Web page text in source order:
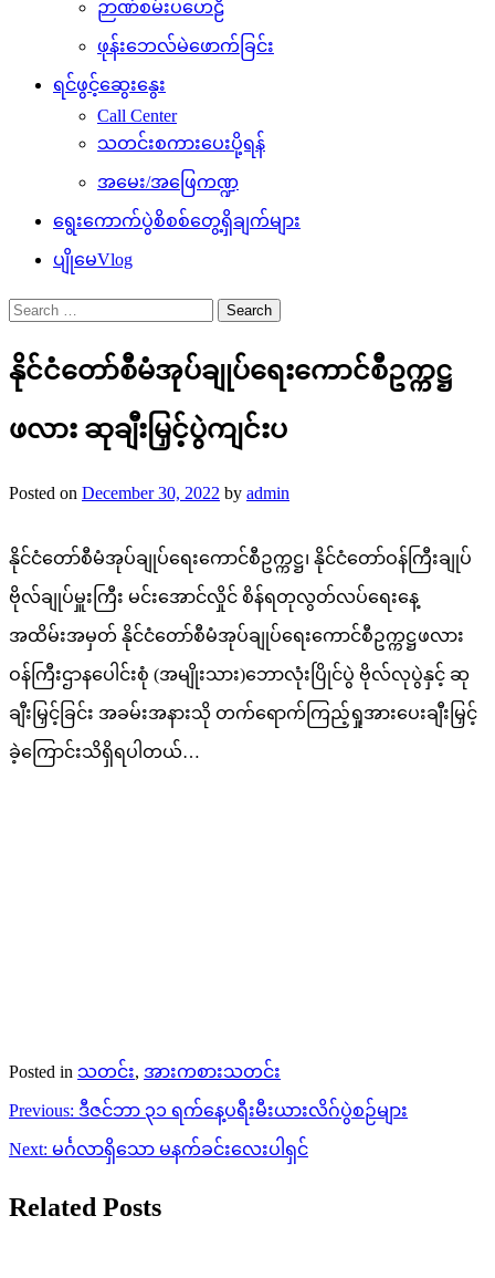
ဉာဏ်စမ်းပဟေဠိ
ဖုန်းဘေလ်မဲဖောက်ခြင်း
ရင်ဖွင့်ဆွေးနွေး
Call Center
သတင်းစကားပေးပို့ရန်
အမေး/အဖြေကဏ္ဍ
ရွေးကောက်ပွဲစိစစ်တွေ့ရှိချက်များ
ပျိုမေVlog
Search
for:
နိုင်ငံတော်စီမံအုပ်ချုပ်ရေးကောင်စီဥက္ကဋ္ဌ
ဖလား ဆုချီးမြှင့်ပွဲကျင်းပ
Posted on December 30, 2022 by admin
နိုင်ငံတော်စီမံအုပ်ချုပ်ရေးကောင်စီဥက္ကဋ္ဌ၊ နိုင်ငံတော်ဝန်ကြီးချုပ်
ဗိုလ်ချုပ်မှူးကြီး မင်းအောင်လှိုင် စိန်ရတုလွတ်လပ်ရေးနေ့
အထိမ်းအမှတ် နိုင်ငံတော်စီမံအုပ်ချုပ်ရေးကောင်စီဥက္ကဋ္ဌဖလား
ဝန်ကြီးဌာနပေါင်းစုံ (အမျိုးသား)ဘောလုံးပြိုင်ပွဲ ဗိုလ်လုပွဲနှင့် ဆု
ချီးမြှင့်ခြင်း အခမ်းအနားသို တက်ရောက်ကြည့်ရှုအားပေးချီးမြှင့်
ခဲ့ကြောင်းသိရှိရပါတယ်…
Posted in သတင်း, အားကစားသတင်း
Post
navigation
Previous: ဒီဇင်ဘာ ၃၁ ရက်နေ့ပရီးမီးယားလိဂ်ပွဲစဉ်များ
Next: မင်္ဂလာရှိသော မနက်ခင်းလေးပါရှင်
Related Posts